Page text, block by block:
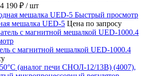
190 ₽ / шт
Быстрый просмотр
мешалка UED-5 Цена по запросу
с магнитной мешалкой UED-1000.4